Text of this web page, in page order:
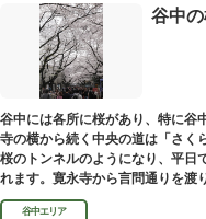
谷中
谷中には各所に桜があり、特に谷
寺の横から続く中央の道は「さく
桜のトンネルのようになり、平日
れます。寛永寺から言問通りを渡
100mの桜並木や、霊園内に点在
谷中エリア